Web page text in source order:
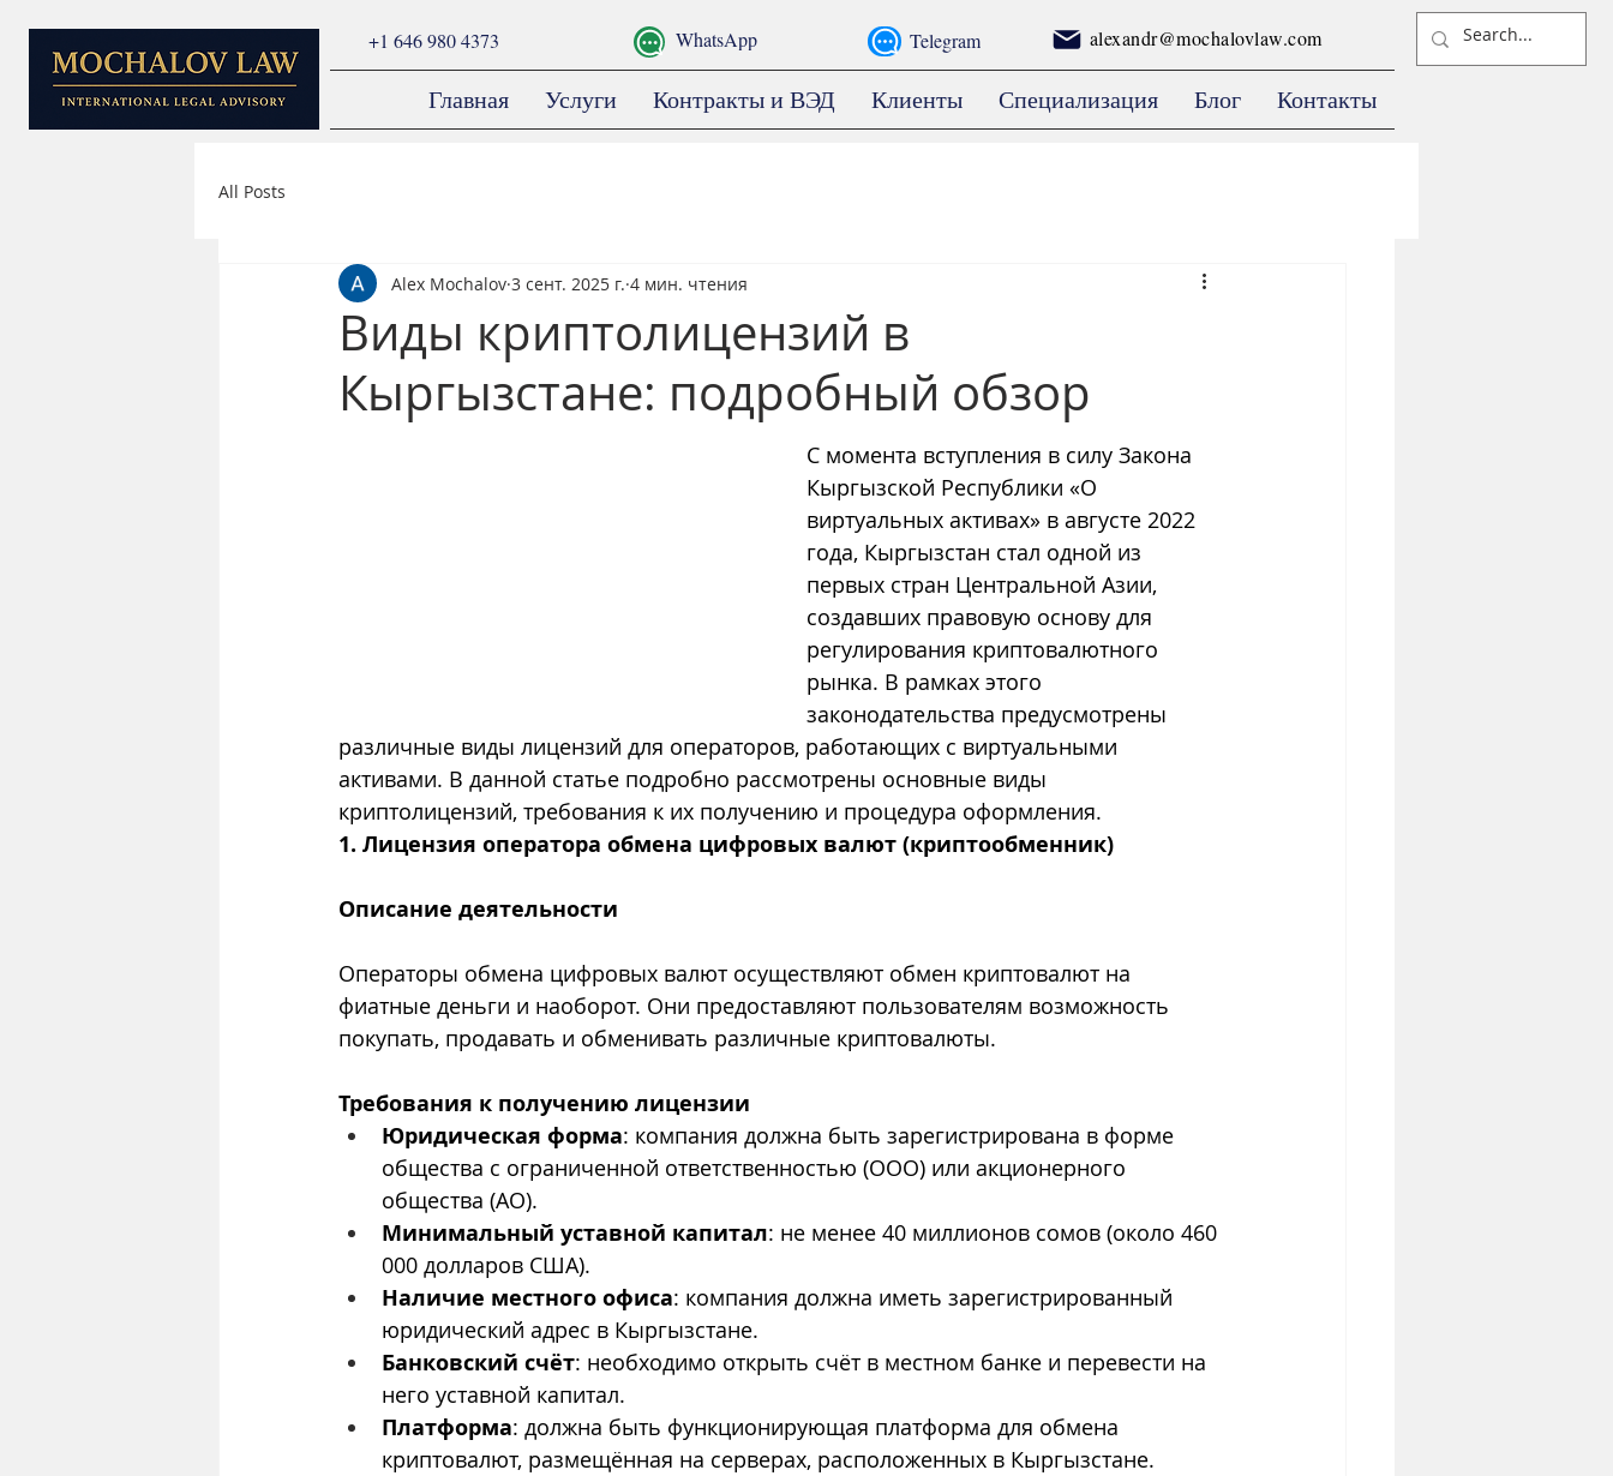
+1 646 980 4373 WhatsApp Telegram alexandr@mochalovlaw.com
Главная Услуги Контракты и ВЭД Клиенты Специализация Блог Контакты
All Posts
Виды криптолицензий в
Кыргызстане: подробный обзор
Alex Mochalov 3 сент. 2025 г. 4 мин. чтения
С момента вступления в силу Закона
Кыргызской Республики «О
виртуальных активах» в августе 2022
года, Кыргызстан стал одной из
первых стран Центральной Азии,
создавших правовую основу для
регулирования криптовалютного
рынка. В рамках этого
законодательства предусмотрены
различные виды лицензий для операторов, работающих с виртуальными
активами. В данной статье подробно рассмотрены основные виды
криптолицензий, требования к их получению и процедура оформления.
1. Лицензия оператора обмена цифровых валют (криптообменник)
Описание деятельности
Операторы обмена цифровых валют осуществляют обмен криптовалют на
фиатные деньги и наоборот. Они предоставляют пользователям возможность
покупать, продавать и обменивать различные криптовалюты.
Требования к получению лицензии
Юридическая форма: компания должна быть зарегистрирована в форме
общества с ограниченной ответственностью (ООО) или акционерного
общества (АО).
Минимальный уставной капитал: не менее 40 миллионов сомов (около 460
000 долларов США).
Наличие местного офиса: компания должна иметь зарегистрированный
юридический адрес в Кыргызстане.
Банковский счёт: необходимо открыть счёт в местном банке и перевести на
него уставной капитал.
Платформа: должна быть функционирующая платформа для обмена
криптовалют, размещённая на серверах, расположенных в Кыргызстане.